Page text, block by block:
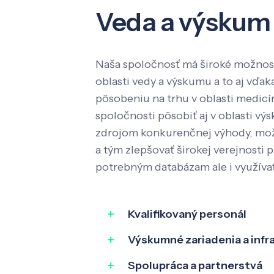
Veda a výskum
Naša spoločnosť má široké
oblasti vedy a výskumu a to aj
pôsobeniu na trhu v oblasti
spoločnosti pôsobiť aj v oblasti
zdrojom konkurenčnej výhody,
a tým zlepšovať širokej verejnosti
potrebným databázam ale i
Kvalifikovaný personál
Výskumné zariadenia a
Spolupráca a partnerstvá